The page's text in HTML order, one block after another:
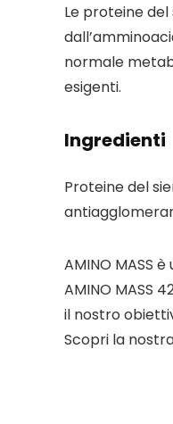
Le proteine
normale
esigenti.
Ingredienti
Proteine del
AMINO MASS
AMINO MASS
il nostro
Scopri la